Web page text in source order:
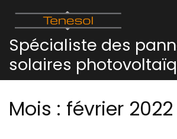
contenu
(Pressez
Spécialiste des
solaires
Mois : février 2022